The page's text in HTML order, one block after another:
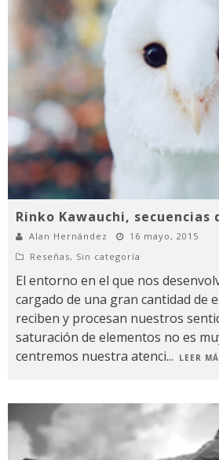
Rinko Kawauchi,
Alan Hernández
16 mayo, 2015
Reseñas, Sin categoría
El entorno en el que nos
cargado de una gran cantidad de
reciben y procesan nuestros
saturación de elementos no es
centremos nuestra atenci... LEER